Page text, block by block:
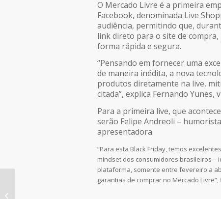
O Mercado Livre é a primeira
Facebook, denominada Live
audiência, permitindo que,
link direto para o site de
forma rápida e segura.
“Pensando em fornecer uma
de maneira inédita, a nova
produtos diretamente na live,
citada”, explica Fernando
Para a primeira live, que
serão Felipe Andreoli –
apresentadora.
“Para esta Black Friday, temos
mindset dos consumidores brasileiros –
plataforma, somente entre fevereiro a
garantias de comprar no Mercado Livre”,